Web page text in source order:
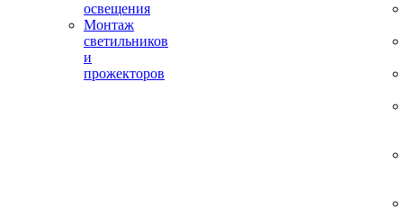
освещения
Монтаж
светильников
и
прожекторов